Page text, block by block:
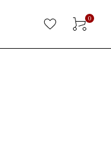
0